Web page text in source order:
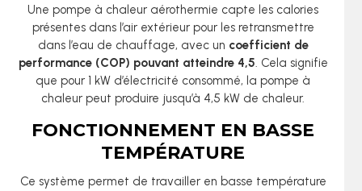
Une pompe à chaleur aérothermie capte les calories
présentes dans l’air extérieur pour les retransmettre
dans l’eau de chauffage, avec un coefficient de
performance (COP) pouvant atteindre 4,5. Cela signifie
que pour 1 kW d’électricité consommé, la pompe à
chaleur peut produire jusqu’à 4,5 kW de chaleur.
FONCTIONNEMENT EN BASSE
TEMPÉRATURE
Ce système permet de travailler en basse température